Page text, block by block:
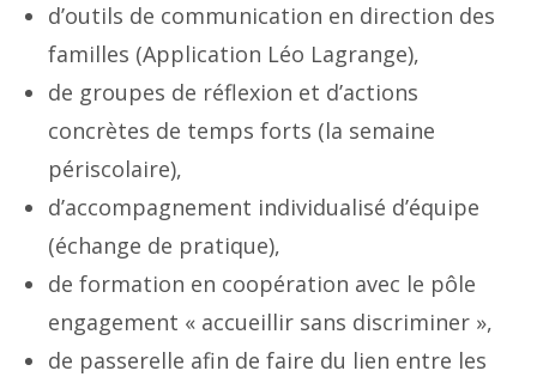
d’outils de communication en direction des
familles (Application Léo Lagrange),
de groupes de réflexion et d’actions
concrètes de temps forts (la semaine
périscolaire),
d’accompagnement individualisé d’équipe
(échange de pratique),
de formation en coopération avec le pôle
engagement « accueillir sans discriminer »,
de passerelle afin de faire du lien entre les